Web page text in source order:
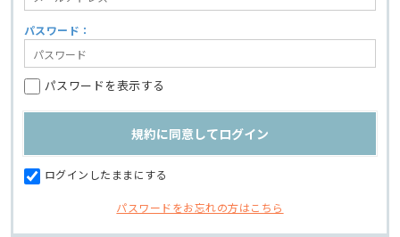
パスワード：
パスワードを表示する
ログインしたままにする
パスワードをお忘れの方はこちら